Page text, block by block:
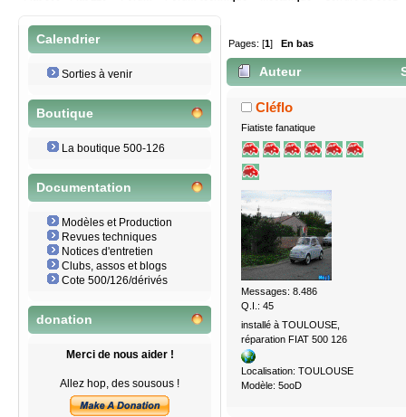
Calendrier
Sorties à venir
Boutique
La boutique 500-126
Documentation
Modèles et Production
Revues techniques
Notices d'entretien
Clubs, assos et blogs
Cote 500/126/dérivés
donation
Merci de nous aider !
Allez hop, des sousous !
Pages: [1] En bas
Auteur
Cléflo
Fiatiste fanatique
Messages: 8.486
Q.I.: 45
installé à TOULOUSE,
réparation FIAT 500 126
Localisation: TOULOUSE
Modèle: 5ooD